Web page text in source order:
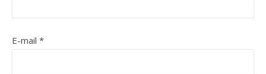
E-mail *